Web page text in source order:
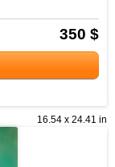
350 $
16.54 x 24.41 in